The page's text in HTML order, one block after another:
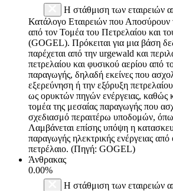
Η στάθμιση των εταιρειών
Κατάλογο Εταιρειών που Αποσύρουν
από τον Τομέα του Πετρελαίου και
(GOGEL). Πρόκειται για μια βάση
παρέχεται από την urgewald και
πετρελαίου και φυσικού αερίου από
παραγωγής, δηλαδή εκείνες που
εξερεύνηση ή την εξόρυξη
ως ορυκτών πηγών ενέργειας, καθώς
τομέα της μεσαίας παραγωγής που
σχεδιασμό περαιτέρω υποδομών,
Λαμβάνεται επίσης υπόψη η
παραγωγής ηλεκτρικής ενέργειας
πετρέλαιο. (Πηγή: GOGEL)
Άνθρακας
0.00%
Η στάθμιση των εταιρειών